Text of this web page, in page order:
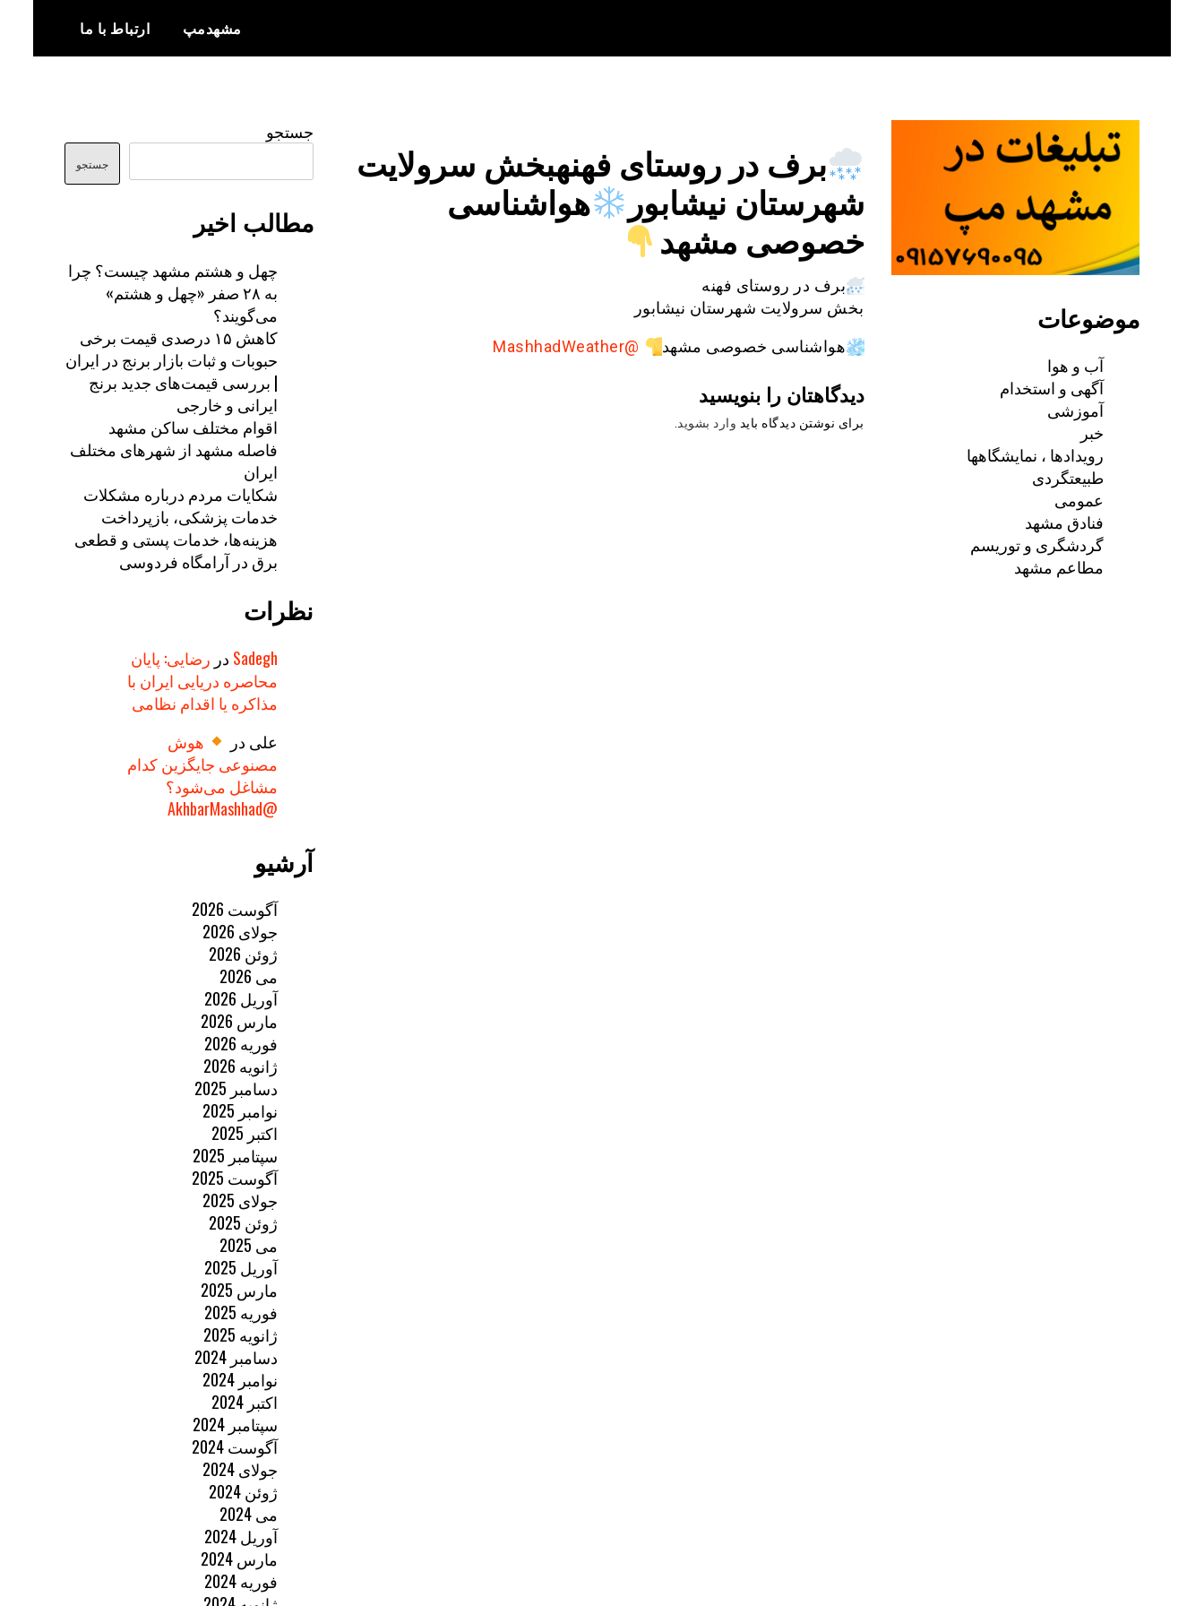
content
مشهدمپ ارتباط با ما
برف در روستای فهنهبخش سرولایت
شهرستان نیشابور
هواشناسی
خصوصی مشهد
برف در روستای فهنه
بخش سرولایت شهرستان نیشابور
هواشناسی خصوصی مشهد @MashhadWeather
دیدگاهتان را بنویسید
برای نوشتن دیدگاه باید وارد بشوید
جستجو
جستجو
مطالب اخیر
چهل و هشتم مشهد چیست؟ چرا
به ۲۸ صفر «چهل و هشتم»
می‌گویند؟
کاهش ۱۵ درصدی قیمت برخی
حبوبات و ثبات بازار برنج در ایران
| بررسی قیمت‌های جدید برنج
ایرانی و خارجی
اقوام مختلف ساکن مشهد
فاصله مشهد از شهرهای مختلف
ایران
شکایات مردم درباره مشکلات
خدمات پزشکی، بازپرداخت
هزینه‌ها، خدمات پستی و قطعی
برق در آرامگاه فردوسی
نظرات
Sadegh در رضایی: پایان
محاصره دریایی ایران با
مذاکره یا اقدام نظامی
علی در
هوش
مصنوعی جایگزین کدام
مشاغل می‌شود؟
@AkhbarMashhad
آرشیو
آگوست 2026
جولای 2026
ژوئن 2026
می 2026
آوریل 2026
مارس 2026
فوریه 2026
ژانویه 2026
دسامبر 2025
نوامبر 2025
اکتبر 2025
سپتامبر 2025
آگوست 2025
جولای 2025
ژوئن 2025
می 2025
آوریل 2025
مارس 2025
فوریه 2025
ژانویه 2025
دسامبر 2024
نوامبر 2024
اکتبر 2024
سپتامبر 2024
آگوست 2024
جولای 2024
ژوئن 2024
می 2024
آوریل 2024
مارس 2024
فوریه 2024
موضوعات
آب و هوا
آگهی و استخدام
آموزشی
خبر
رویدادها ، نمایشگاهها
طبیعتگردی
عمومی
فنادق مشهد
گردشگری و توریسم
مطاعم مشهد